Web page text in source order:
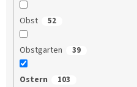
Obst 52
Obstgarten 39
Ostern 103